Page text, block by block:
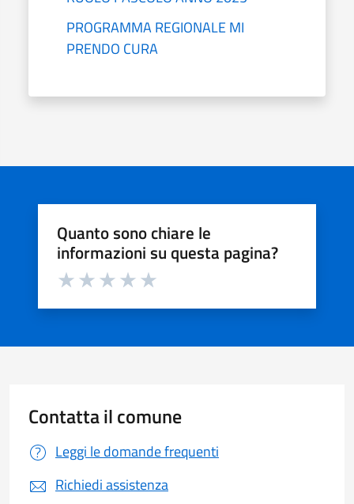
PROGRAMMA REGIONALE MI
PRENDO CURA
Quanto sono chiare le
informazioni su questa pagina?
Valuta da 1 a 5 stelle la pagina
Contatta il comune
Leggi le domande frequenti
Richiedi assistenza